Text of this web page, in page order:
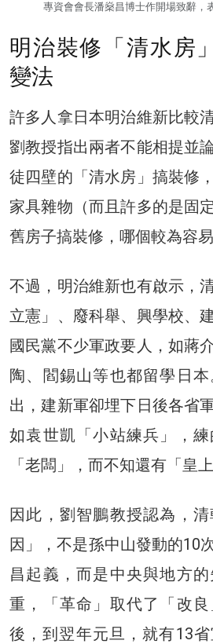
專資會會長潘燊昌博士作開場致辭，
明治裝修「清水房
變法
許多人拿日本明治維新比較
劉教授指出兩者不能相提並
徒四壁的「清水房」搞裝修
家具雜物（而且許多的是固
舊房子搞裝修，哪個較為容
不過，明治維新也有啟示，
立憲」、廢科舉、興學校、
國民黨不少軍政要人，如蔣
陶、閻錫山等也都留學日
出，建新軍卻埋下日後各省
如袁世凱「小站練兵」，
「老闆」，而不知還有「皇
因此，劉智鵬教授認為，
因」，不是孫中山發動的10
昌起義，而是中央與地方
重，「革命」取代了「改良
後，到翌年元旦，就有13